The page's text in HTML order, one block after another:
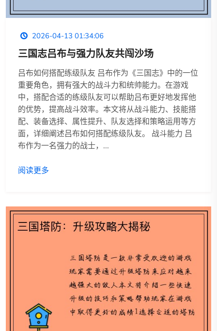
2026-04-13 01:34:06
三国志吕布与强力队友共闯沙场
吕布如何搭配练级队友 吕布作为《三国志》中的一位
重要角色，拥有强大的战斗力和统帅能力。在游戏
中，搭配合适的练级队友可以帮助吕布更好地发挥他
的优势，提高战斗效率。本文将从战斗能力、技能搭
配、装备选择、属性提升、队友选择和策略运用等方
面，详细阐述吕布如何搭配练级队友。 战斗能力 吕
布作为一名强力的战士，...
阅读更多